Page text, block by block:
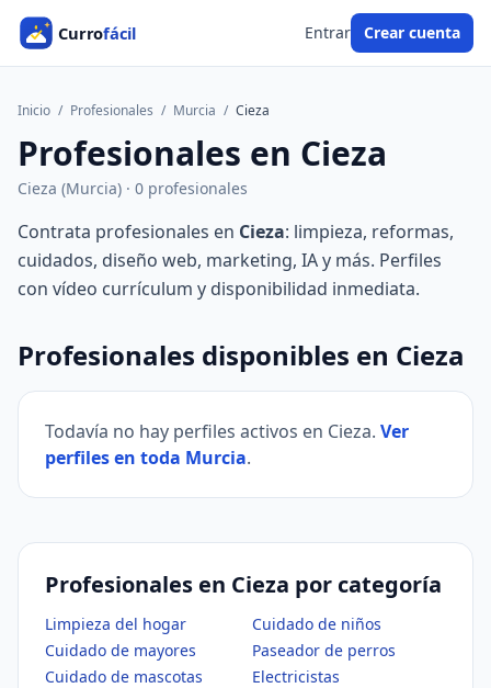
Entrar Crear cuenta
Inicio / Profesionales / Murcia / Cieza
Profesionales en Cieza
Cieza (Murcia) · 0 profesionales
Contrata profesionales en Cieza: limpieza, reformas,
cuidados, diseño web, marketing, IA y más. Perfiles
con vídeo currículum y disponibilidad inmediata.
Profesionales disponibles en Cieza
Todavía no hay perfiles activos en Cieza. Ver
perfiles en toda Murcia.
Profesionales en Cieza por categoría
Limpieza del hogar
Cuidado de niños
Cuidado de mayores
Paseador de perros
Cuidado de mascotas
Electricistas